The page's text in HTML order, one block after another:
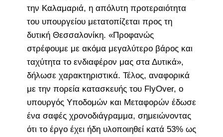
την Καλαμαριά, η απόλυτη προτεραιότητα
του υπουργείου μετατοπίζεται προς τη
δυτική Θεσσαλονίκη. «Προφανώς
στρέφουμε με ακόμα μεγαλύτερο βάρος και
ταχύτητα το ενδιαφέρον μας στα Δυτικά»,
δήλωσε χαρακτηριστικά. Τέλος, αναφορικά
με την πορεία κατασκευής του FlyOver, ο
υπουργός Υποδομών και Μεταφορών έδωσε
ένα σαφές χρονοδιάγραμμα, σημειώνοντας
ότι το έργο έχει ήδη υλοποιηθεί κατά 53% ως